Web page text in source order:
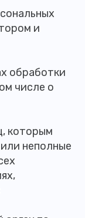
и
обработки
числе о
которым
неполные